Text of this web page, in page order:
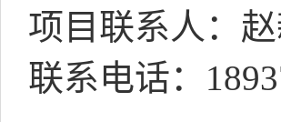
项目联系人：
联系电话：